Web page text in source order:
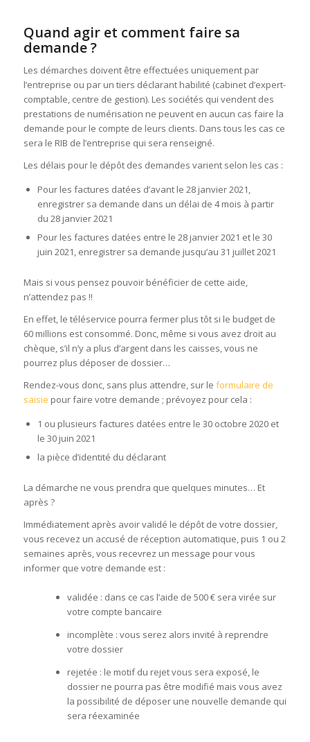
Quand agir et comment faire sa
demande ?
Les démarches doivent être effectuées uniquement par
l’entreprise ou par un tiers déclarant habilité (cabinet d’expert-
comptable, centre de gestion). Les sociétés qui vendent des
prestations de numérisation ne peuvent en aucun cas faire la
demande pour le compte de leurs clients. Dans tous les cas ce
sera le RIB de l’entreprise qui sera renseigné.
Les délais pour le dépôt des demandes varient selon les cas :
Pour les factures datées d’avant le 28 janvier 2021,
enregistrer sa demande dans un délai de 4 mois à partir
du 28 janvier 2021
Pour les factures datées entre le 28 janvier 2021 et le 30
juin 2021, enregistrer sa demande jusqu’au 31 juillet 2021
Mais si vous pensez pouvoir bénéficier de cette aide,
n’attendez pas !!
En effet, le téléservice pourra fermer plus tôt si le budget de
60 millions est consommé. Donc, même si vous avez droit au
chèque, s’il n’y a plus d’argent dans les caisses, vous ne
pourrez plus déposer de dossier…
Rendez-vous donc, sans plus attendre, sur le formulaire de
saisie pour faire votre demande ; prévoyez pour cela :
1 ou plusieurs factures datées entre le 30 octobre 2020 et
le 30 juin 2021
la pièce d’identité du déclarant
La démarche ne vous prendra que quelques minutes… Et
après ?
Immédiatement après avoir validé le dépôt de votre dossier,
vous recevez un accusé de réception automatique, puis 1 ou 2
semaines après, vous recevrez un message pour vous
informer que votre demande est :
validée : dans ce cas l’aide de 500 € sera virée sur
votre compte bancaire
incomplète : vous serez alors invité à reprendre
votre dossier
rejetée : le motif du rejet vous sera exposé, le
dossier ne pourra pas être modifié mais vous avez
la possibilité de déposer une nouvelle demande qui
sera réexaminée